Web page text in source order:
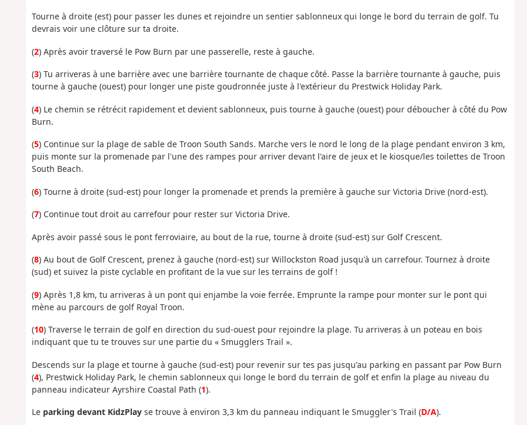
Tourne à droite (est) pour passer les dunes et rejoindre un sentier sablonneux qui longe le bord du terrain de golf. Tu
devrais voir une clôture sur ta droite.
(2) Après avoir traversé le Pow Burn par une passerelle, reste à gauche.
(3) Tu arriveras à une barrière avec une barrière tournante de chaque côté. Passe la barrière tournante à gauche, puis
tourne à gauche (ouest) pour longer une piste goudronnée juste à l'extérieur du Prestwick Holiday Park.
(4) Le chemin se rétrécit rapidement et devient sablonneux, puis tourne à gauche (ouest) pour déboucher à côté du Pow
Burn.
(5) Continue sur la plage de sable de Troon South Sands. Marche vers le nord le long de la plage pendant environ 3 km,
puis monte sur la promenade par l'une des rampes pour arriver devant l'aire de jeux et le kiosque/les toilettes de Troon
South Beach.
(6) Tourne à droite (sud-est) pour longer la promenade et prends la première à gauche sur Victoria Drive (nord-est).
(7) Continue tout droit au carrefour pour rester sur Victoria Drive.
Après avoir passé sous le pont ferroviaire, au bout de la rue, tourne à droite (sud-est) sur Golf Crescent.
(8) Au bout de Golf Crescent, prenez à gauche (nord-est) sur Willockston Road jusqu'à un carrefour. Tournez à droite
(sud) et suivez la piste cyclable en profitant de la vue sur les terrains de golf !
(9) Après 1,8 km, tu arriveras à un pont qui enjambe la voie ferrée. Emprunte la rampe pour monter sur le pont qui
mène au parcours de golf Royal Troon.
(10) Traverse le terrain de golf en direction du sud-ouest pour rejoindre la plage. Tu arriveras à un poteau en bois
indiquant que tu te trouves sur une partie du « Smugglers Trail ».
Descends sur la plage et tourne à gauche (sud-est) pour revenir sur tes pas jusqu'au parking en passant par Pow Burn
(4), Prestwick Holiday Park, le chemin sablonneux qui longe le bord du terrain de golf et enfin la plage au niveau du
panneau indicateur Ayrshire Coastal Path (1).
Le parking devant KidzPlayse trouve à environ 3,3 km du panneau indiquant le Smuggler's Trail (D/A).